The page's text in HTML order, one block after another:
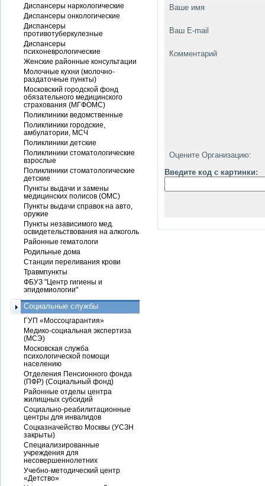
Ваше имя
Ваш E-mail
Комментарий
Оцените Организацию:
Введите код с картинки:
Диспансеры наркологические
Диспансеры онкологические
Диспансеры
противотуберкулезные
Диспансеры
психоневрологические
Женские районные консультации
Молочные кухни (молочно-
раздаточные пункты)
Московский городской фонд
обязательного медицинского
страхования (МГФОМС)
Поликлиники ведомственные
Поликлиники городские,
амбулатории, МСЧ
Поликлиники детские
Поликлиники стоматологические
взрослые
Поликлиники стоматологические
детские
Пункты выдачи и замены
медицинских полисов (ОМС)
Пункты выдачи справок на авто,
оружие
Пункты независимого мед.
освидетельствования на алкоголь
Районные гематологи
Родильные дома
Станции переливания крови
Травмпункты
ФБУЗ "Центр гигиены и
эпидемиологии"
Социальные службы
ГУП «Моссоцгарантия»
Медико-социальная экспертиза
(МСЭ)
Московская служба
психологической помощи
населению
Отделения Пенсионного фонда
(ПФР) (Социальный фонд)
Районные отделы центра
жилищных субсидий
Социально-реабилитационные
центры для инвалидов
Соцказначейство Москвы (УСЗН
закрыты)
Специализированные
учреждения для
несовершеннолетних
Учебно-методический центр
«Детство»